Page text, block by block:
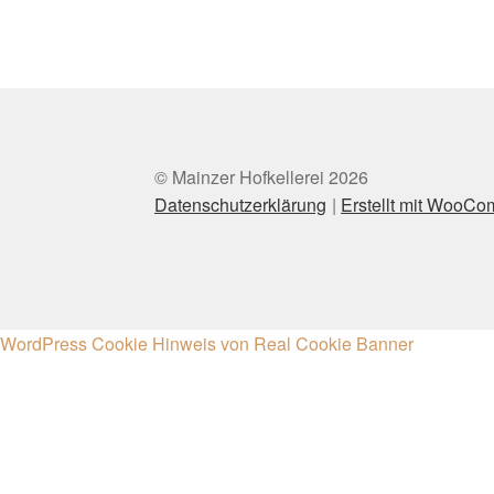
© Mainzer Hofkellerei 2026
Datenschutzerklärung
Erstellt mit
WordPress Cookie Hinweis von Real Cookie Banner